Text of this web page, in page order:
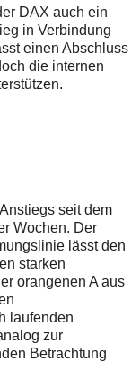
DAX auch ein
in Verbindung
einen Abschluss
die internen
seit dem
Wochen. Der
lässt den
starken
orangenen A aus
laufenden
zur
Betrachtung